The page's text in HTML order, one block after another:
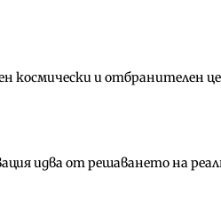
космически и отбранителен
идва от решаването на
космически и отбранителен
план за
езеро става част от
„на ръчно управление“